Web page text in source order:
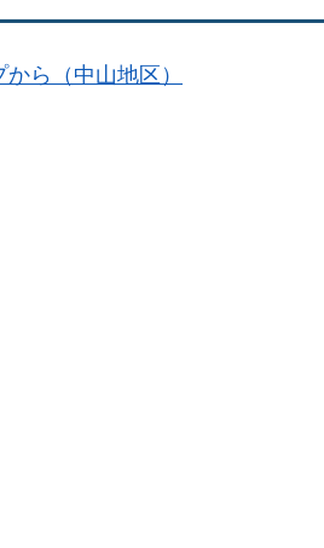
ら（中山地区）